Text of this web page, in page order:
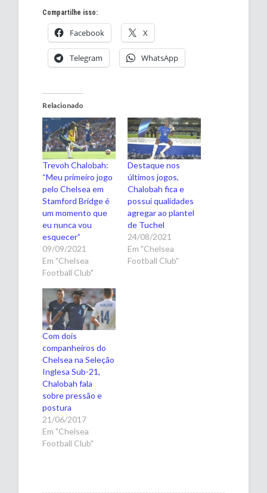
Compartilhe isso:
Facebook X
Telegram WhatsApp
Relacionado
Trevoh Chalobah:
“Meu primeiro jogo
pelo Chelsea em
Stamford Bridge é
um momento que
eu nunca vou
esquecer”
09/09/2021
Em "Chelsea
Football Club"
Destaque nos
últimos jogos,
Chalobah fica e
possui qualidades
agregar ao plantel
de Tuchel
24/08/2021
Em "Chelsea
Football Club"
Com dois
companheiros do
Chelsea na Seleção
Inglesa Sub-21,
Chalobah fala
sobre pressão e
postura
21/06/2017
Em "Chelsea
Football Club"